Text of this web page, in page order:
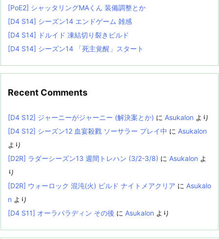
[PoE2] シャッタリングMAくん 装備調整とか
[D4 S14] シーズン14 エンドゲーム 雑感
[D4 S14] ドルイド 凍結切り裂きビルド
[D4 S14] シーズン14 「死主覚醒」スタート
Recent Comments
[D4 S12] ジャーニーがジャーニー (解決案とか) に Asukalon より
[D4 S12] シーズン12 血宴殺戮 ソーサラー プレイ中 に Asukalon
より
[D2R] ラダーシーズン13 週間トレハン (3/2-3/8) に Asukalon よ
り
[D2R] ウォーロック 混沌(火) ビルド ナイトメアクリア に Asukalo
n より
[D4 S11] オーラパラディン その後 に Asukalon より